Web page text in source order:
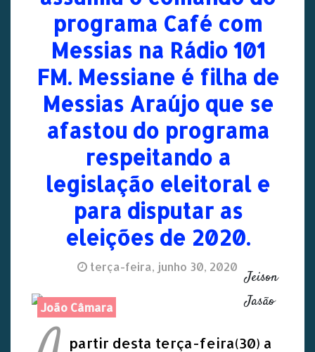
programa Café com
Messias na Rádio 101
FM. Messiane é filha de
Messias Araújo que se
afastou do programa
respeitando a
legislação eleitoral e
para disputar as
eleições de 2020.
terça-feira, junho 30, 2020
João Câmara
Jeison
Jasão
partir desta terça-feira(30) a